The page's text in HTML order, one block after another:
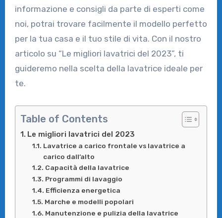
informazione e consigli da parte di esperti come
noi, potrai trovare facilmente il modello perfetto
per la tua casa e il tuo stile di vita. Con il nostro
articolo su “Le migliori lavatrici del 2023”, ti
guideremo nella scelta della lavatrice ideale per
te.
Table of Contents
Le migliori lavatrici del 2023
Lavatrice a carico frontale vs lavatrice a
carico dall’alto
Capacità della lavatrice
Programmi di lavaggio
Efficienza energetica
Marche e modelli popolari
Manutenzione e pulizia della lavatrice